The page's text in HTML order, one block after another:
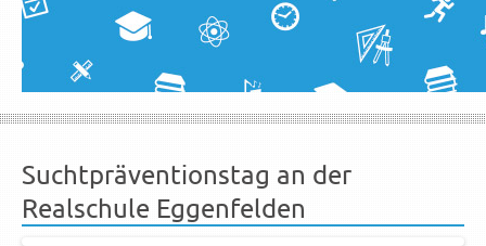
springen
Suchtpräventionstag an der
Realschule Eggenfelden